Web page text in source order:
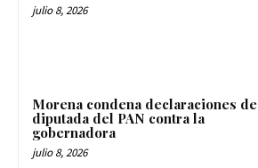
julio 8, 2026
Morena condena declaraciones de
diputada del PAN contra la
gobernadora
julio 8, 2026